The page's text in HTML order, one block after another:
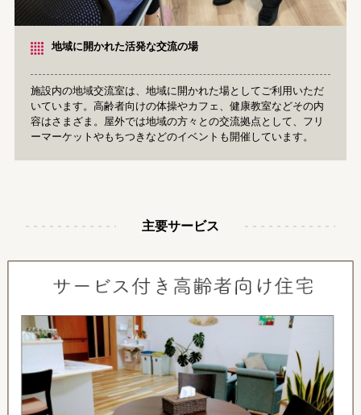
地域に開かれた活発な交流の場
施設内の地域交流室は、地域に開かれた場としてご利用いただ
いています。高齢者向けの体操やカフェ、健康教室などその内
容はさまざま。屋外では地域の方々との交流拠点として、フリ
ーマーケットやもちつきなどのイベントも開催しています。
主要サービス